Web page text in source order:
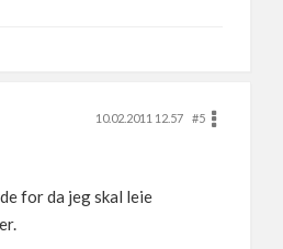
10.02.2011 12.57
#5
for da jeg skal leie